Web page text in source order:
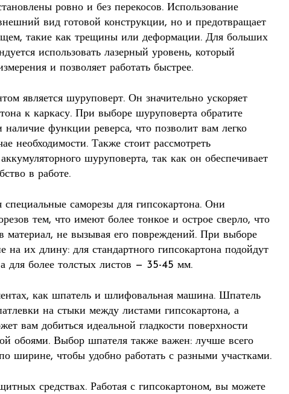
ровно и без перекосов. Использование
вид готовой конструкции, но и предотвращает
такие как трещины или деформации. Для больших
использовать лазерный уровень, который
и позволяет работать быстрее.
является шуруповерт. Он значительно ускоряет
к каркасу. При выборе шуруповерта обратите
функции реверса, что позволит вам легко
необходимости. Также стоит рассмотреть
шуруповерта, так как он обеспечивает
в работе.
специальные саморезы для гипсокартона. Они
тем, что имеют более тонкое и острое сверло, что
материал, не вызывая его повреждений. При выборе
на их длину: для стандартного гипсокартона подойдут
для более толстых листов — 35-45 мм.
как шпатель и шлифовальная машина. Шпатель
на стыки между листами гипсокартона, а
вам добиться идеальной гладкости поверхности
обоями. Выбор шпателя также важен: лучше всего
ширине, чтобы удобно работать с разными участками.
средствах. Работая с гипсокартоном, вы можете